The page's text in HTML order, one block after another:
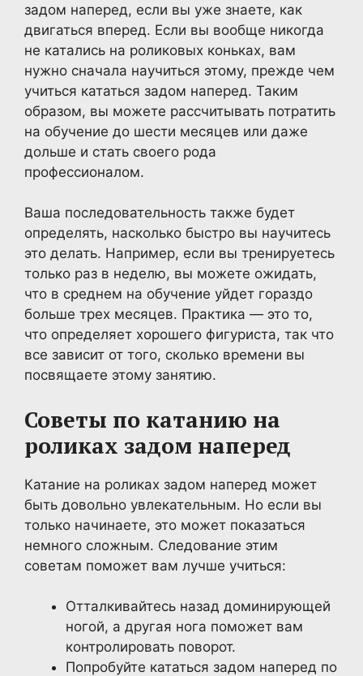
задом наперед, если вы уже знаете, как
двигаться вперед. Если вы вообще никогда
не катались на роликовых коньках, вам
нужно сначала научиться этому, прежде чем
учиться кататься задом наперед. Таким
образом, вы можете рассчитывать потратить
на обучение до шести месяцев или даже
дольше и стать своего рода
профессионалом.
Ваша последовательность также будет
определять, насколько быстро вы научитесь
это делать. Например, если вы тренируетесь
только раз в неделю, вы можете ожидать,
что в среднем на обучение уйдет гораздо
больше трех месяцев. Практика — это то,
что определяет хорошего фигуриста, так что
все зависит от того, сколько времени вы
посвящаете этому занятию.
Советы по катанию на
роликах задом наперед
Катание на роликах задом наперед может
быть довольно увлекательным. Но если вы
только начинаете, это может показаться
немного сложным. Следование этим
советам поможет вам лучше учиться:
Отталкивайтесь назад доминирующей
ногой, а другая нога поможет вам
контролировать поворот.
Попробуйте кататься задом наперед по